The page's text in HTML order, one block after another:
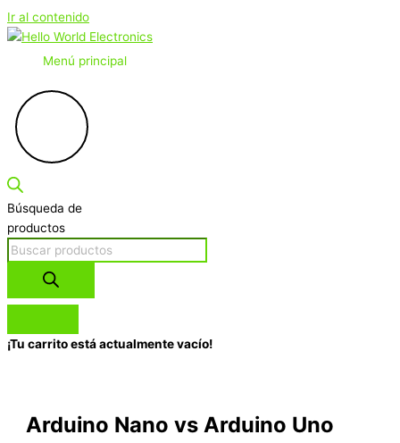
Ir al contenido
Menú principal
Búsqueda de
productos
¡Tu carrito está actualmente vacío!
Arduino Nano vs Arduino Uno